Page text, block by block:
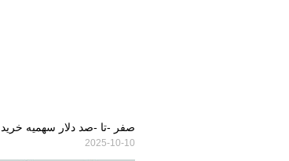
صفر -تا -صد دلار سهمیه خرید
2025-10-10